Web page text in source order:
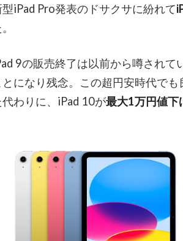
型iPad Pro発表のドサクサに紛れて
9の販売終了は以前から噂され
とになり残念。この超円安時代で
代わりに、iPad 10が最大1万円値下